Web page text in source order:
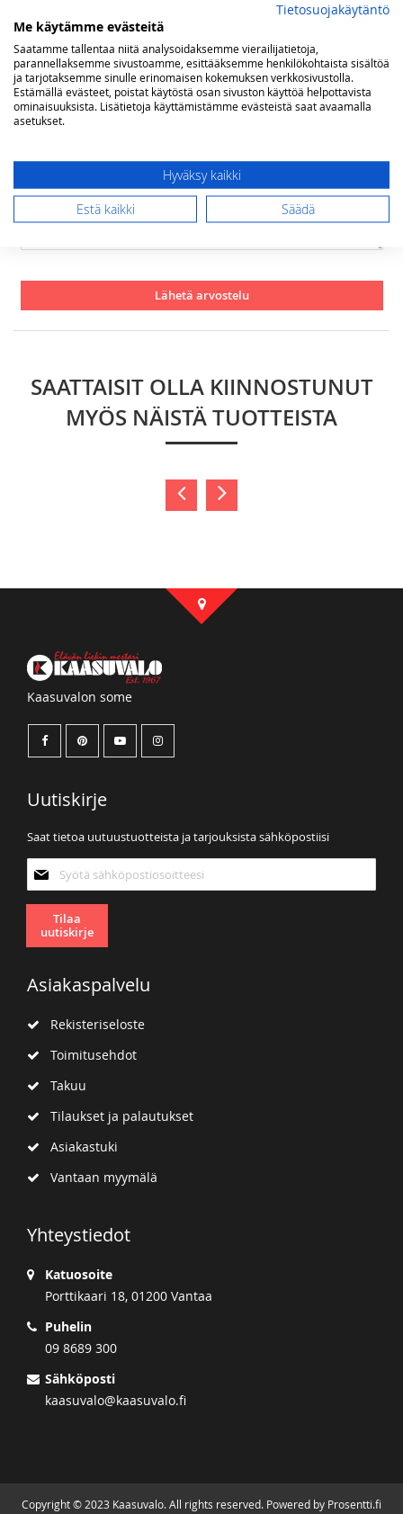
star
stars
stars
stars
stars
Nimimerkki
Yhteenveto
Lähetä arvostelu
SAATTAISIT OLLA KIINNOSTUNUT
MYÖS NÄISTÄ TUOTTEISTA
Kaasuvalon some
Uutiskirje
Saat tietoa uutuustuotteista ja tarjouksista sähköpostiisi
uutiskirjeemme:
Tilaa
uutiskirje
Asiakaspalvelu
Rekisteriseloste
Toimitusehdot
Takuu
Tilaukset ja palautukset
Asiakastuki
Vantaan myymälä
Yhteystiedot
Katuosoite
Porttikaari 18, 01200 Vantaa
Puhelin
09 8689 300
Sähköposti
kaasuvalo@kaasuvalo.fi
Copyright © 2023 Kaasuvalo. All rights reserved. Powered by Prosentti.fi
Tietosuojakäytäntö
Me käytämme evästeitä
Saatamme tallentaa niitä analysoidaksemme vierailijatietoja,
parannellaksemme sivustoamme, esittääksemme henkilökohtaista sisältöä
ja tarjotaksemme sinulle erinomaisen kokemuksen verkkosivustolla.
Estämällä evästeet, poistat käytöstä osan sivuston käyttöä helpottavista
ominaisuuksista. Lisätietoja käyttämistämme evästeistä saat avaamalla
asetukset.
Hyväksy kaikki
Estä kaikki Säädä